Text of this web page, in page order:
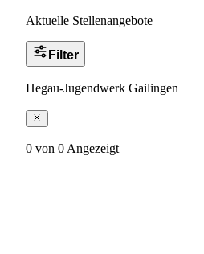
Aktuelle Stellenangebote
Filter
Hegau-Jugendwerk Gailingen
0 von 0 Angezeigt